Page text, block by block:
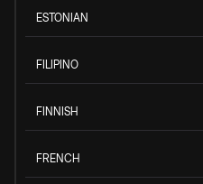
ESTONIAN
FILIPINO
FINNISH
FRENCH